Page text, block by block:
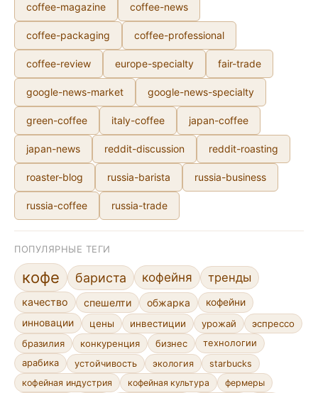
coffee-magazine coffee-news
coffee-packaging coffee-professional
coffee-review europe-specialty fair-trade
google-news-market google-news-specialty
green-coffee italy-coffee japan-coffee
japan-news reddit-discussion reddit-roasting
roaster-blog russia-barista russia-business
russia-coffee russia-trade
ПОПУЛЯРНЫЕ ТЕГИ
кофе бариста кофейня тренды
качество спешелти обжарка
кофейни
инновации
цены инвестиции урожай
эспрессо
бразилия
конкуренция бизнес
технологии
арабика
устойчивость экология
starbucks
кофейная индустрия
кофейная культура
фермеры